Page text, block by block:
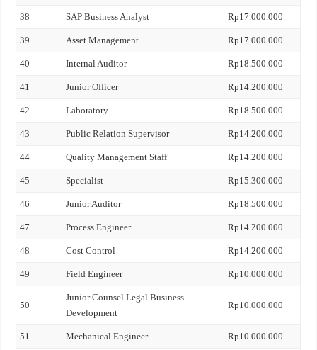
38 SAP Business Analyst Rp17.000.000
39 Asset Management Rp17.000.000
40 Internal Auditor Rp18.500.000
41 Junior Officer Rp14.200.000
42 Laboratory Rp18.500.000
43 Public Relation Supervisor Rp14.200.000
44 Quality Management Staff Rp14.200.000
45 Specialist Rp15.300.000
46 Junior Auditor Rp18.500.000
47 Process Engineer Rp14.200.000
48 Cost Control Rp14.200.000
49 Field Engineer Rp10.000.000
50
Junior Counsel Legal Business
Development
Rp10.000.000
51 Mechanical Engineer Rp10.000.000